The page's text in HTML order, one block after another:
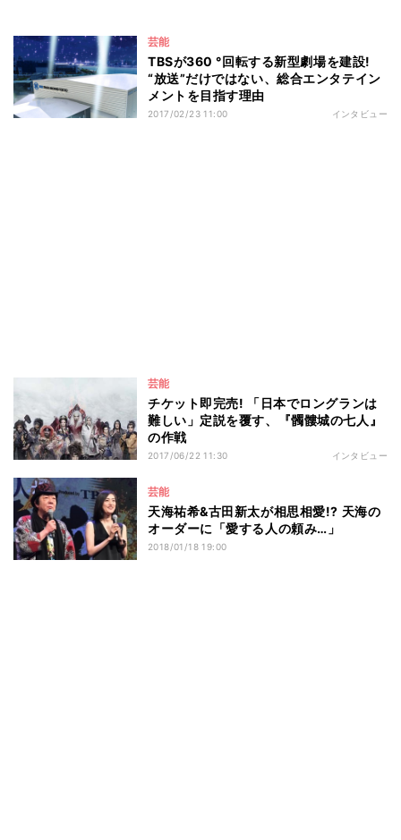
芸能
TBSが360 °回転する新型劇場を建設!
“放送”だけではない、総合エンタテイン
メントを目指す理由
2017/02/23 11:00 インタビュー
芸能
チケット即完売! 「日本でロングランは
難しい」定説を覆す、『髑髏城の七人』
の作戦
2017/06/22 11:30 インタビュー
芸能
天海祐希&古田新太が相思相愛!? 天海の
オーダーに「愛する人の頼み…」
2018/01/18 19:00